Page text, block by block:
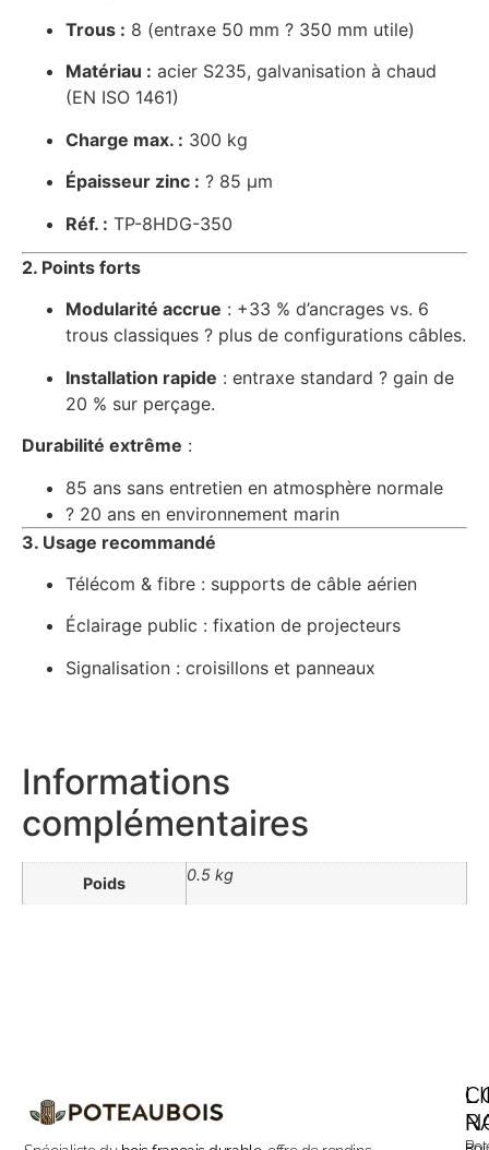
Trous : 8 (entraxe 50 mm ? 350 mm utile)
Matériau : acier S235, galvanisation à chaud
(EN ISO 1461)
Charge max. : 300 kg
Épaisseur zinc : ? 85 µm
Réf. : TP-8HDG-350
2. Points forts
Modularité accrue : +33 % d’ancrages vs. 6
trous classiques ? plus de configurations câbles.
Installation rapide : entraxe standard ? gain de
20 % sur perçage.
Durabilité extrême :
85 ans sans entretien en atmosphère normale
? 20 ans en environnement marin
3. Usage recommandé
Télécom & fibre : supports de câble aérien
Éclairage public : fixation de projecteurs
Signalisation : croisillons et panneaux
Informations
complémentaires
Poids 0.5 kg